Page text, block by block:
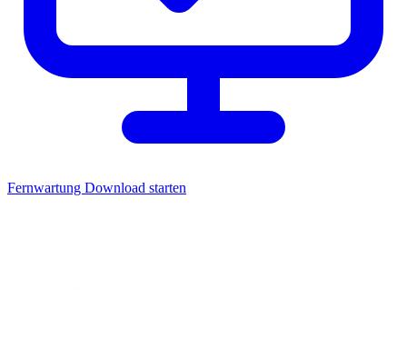
Fernwartung Download starten